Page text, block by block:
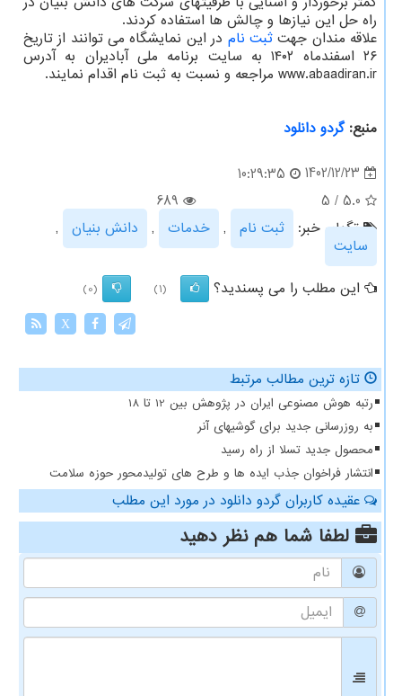
راه حل این نیازها و چالش ها استفاده کردند.
علاقه مندان جهتثبت نام در این نمایشگاه می توانند از تاریخ
۲۶ اسفندماه ۱۴۰۲ به سایت برنامه ملی آبادیران به آدرس
www.abaadiran.ir مراجعه و نسبت به ثبت نام اقدام نمایند.
منبع:گردو دانلود
1402/12/23
10:29:35
5.0
/
5
689
تگهای خبر:
ثبت نام , خدمات , دانش بنیان
,
سایت
این مطلب را می پسندید؟
(1)
(0)
X
تازه ترین مطالب مرتبط
رتبه هوش مصنوعی ایران در پژوهش بین 12 تا 18
به روزرسانی جدید برای گوشیهای آنر
محصول جدید تسلا از راه رسید
انتشار فراخوان جذب ایده ها و طرح های تولیدمحور حوزه سلامت
عقیده کاربران گردو دانلود در مورد این مطلب
لطفا شما همنظر دهید